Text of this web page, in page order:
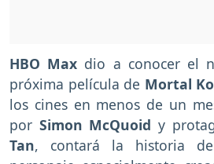
HBO Max dio a conocer el
próxima película de Mortal
los cines en menos de un
por Simon McQuoid y
Tan, contará la historia